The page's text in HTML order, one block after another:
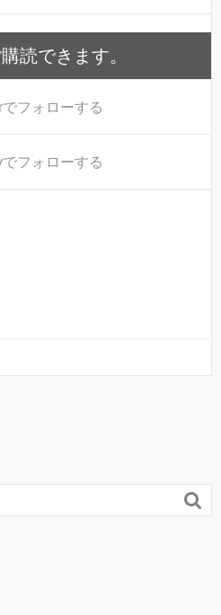
読できます。
でフォローする
でフォローする
